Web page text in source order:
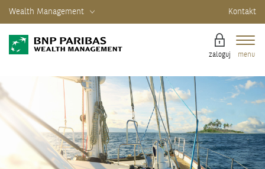
Wealth Management Kontakt
zaloguj menu